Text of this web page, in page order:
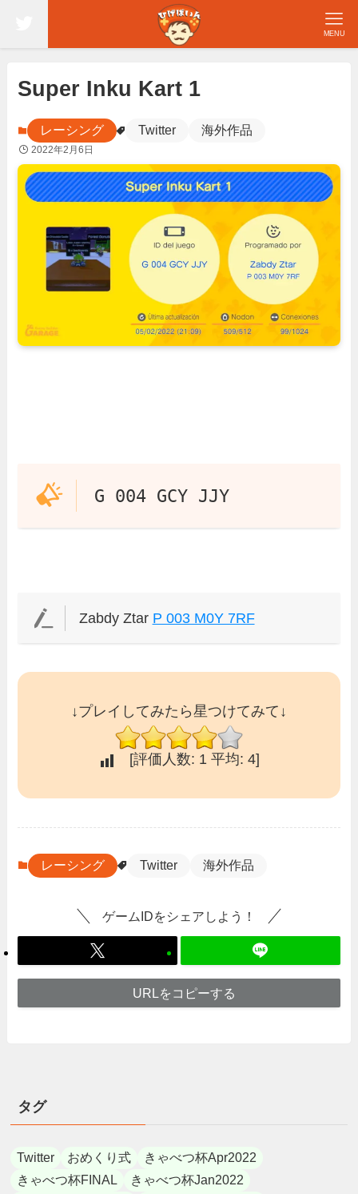
MENU
Super Inku Kart 1
レーシング Twitter 海外作品
2022年2月6日
G 004 GCY JJY
Zabdy Ztar P 003 M0Y 7RF
↓プレイしてみたら星つけてみて↓
[評価人数: 1 平均: 4]
レーシング Twitter 海外作品
ゲームIDをシェアしよう！
URLをコピーする
タグ
Twitter おめくり式
きゃべつ杯Apr2022
きゃべつ杯FINAL
きゃべつ杯Jan2022